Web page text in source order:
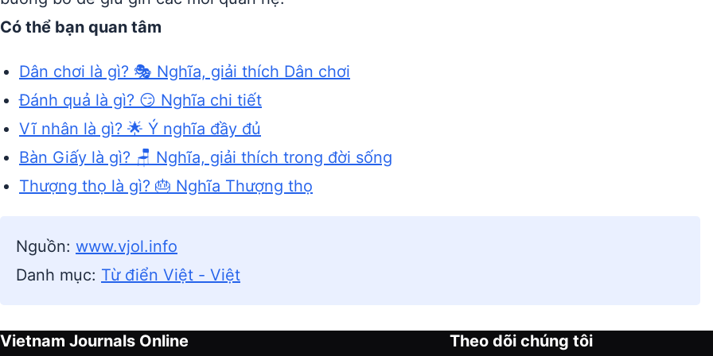
Có thể bạn quan tâm
Dân chơi là gì? 🎭 Nghĩa, giải thích Dân chơi
Đánh quả là gì? 😏 Nghĩa chi tiết
Vĩ nhân là gì? 🌟 Ý nghĩa đầy đủ
Bàn Giấy là gì? 🪑 Nghĩa, giải thích trong đời sống
Thượng thọ là gì? 🎂 Nghĩa Thượng thọ
Nguồn: www.vjol.info
Danh mục: Từ điển Việt - Việt
Vietnam Journals Online Theo dõi chúng tôi